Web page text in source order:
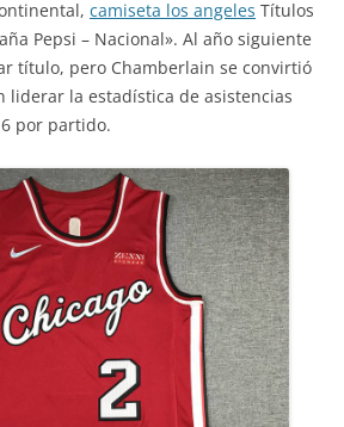
camiseta los angeles Títulos
Pepsi – Nacional». Al año siguiente
título, pero Chamberlain se convirtió
liderar la estadística de asistencias
por partido.